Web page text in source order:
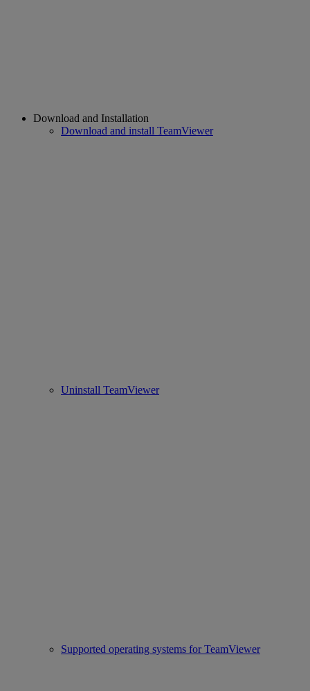
Download and Installation
Download and install TeamViewer
Uninstall TeamViewer
Supported operating systems for TeamViewer